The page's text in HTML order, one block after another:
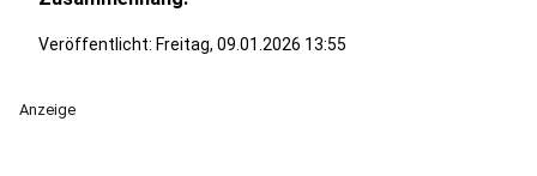
Veröffentlicht: Freitag, 09.01.2026 13:55
Anzeige